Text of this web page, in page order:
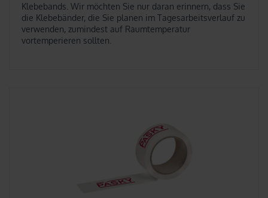
Klebebands. Wir möchten Sie nur daran erinnern, dass Sie
die Klebebänder, die Sie planen im Tagesarbeitsverlauf zu
verwenden, zumindest auf Raumtemperatur
vortemperieren sollten.